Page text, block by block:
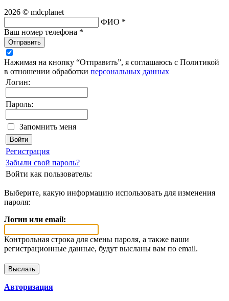
2026 © mdcplanet
ФИО *
Ваш номер телефона *
Отправить
Нажимая на кнопку “Отправить”, я соглашаюсь с Политикой
в отношении обработки персональных данных
Логин:
Пароль:
Запомнить меня
Регистрация
Забыли свой пароль?
Войти как пользователь:
Выберите, какую информацию использовать для изменения
пароля:
Логин или email:
Контрольная строка для смены пароля, а также ваши
регистрационные данные, будут высланы вам по email.
Авторизация